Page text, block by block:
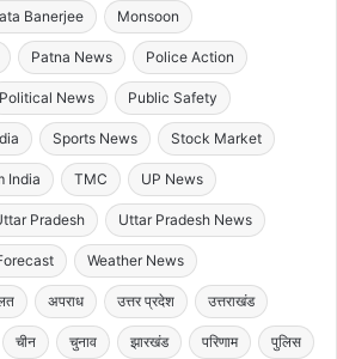
Banerjee Monsoon
Patna News Police Action
Political News Public Safety
Sports News Stock Market
India TMC UP News
Pradesh Uttar Pradesh News
Weather News
अपराध उत्तर प्रदेश उत्तराखंड
चीन चुनाव झारखंड परिणाम पुलिस